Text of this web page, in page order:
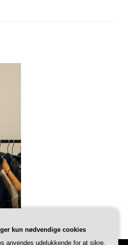
kun nødvendige cookies
anvendes udelukkende for at sikre,